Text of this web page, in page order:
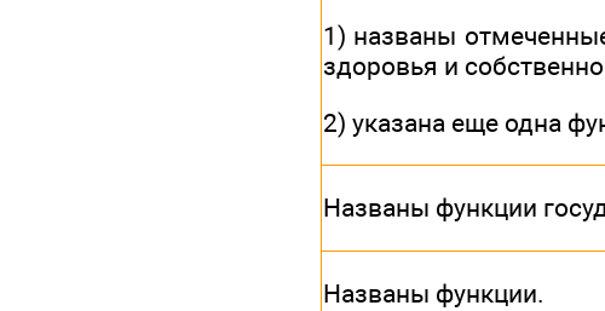
1) названы
здоровья и
2) указана еще одна
Названы функции
Названы функции.